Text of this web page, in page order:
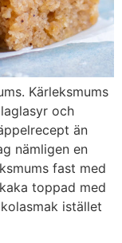
Kärleksmums
och
än
nämligen en
fast med
toppad med
istället